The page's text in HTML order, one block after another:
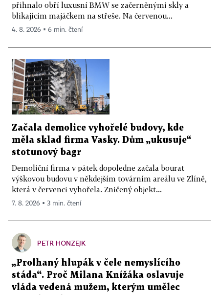
přihnalo obří luxusní BMW se začerněnými skly a
blikajícím majáčkem na střeše. Na červenou...
4. 8. 2026 ▪ 6 min. čtení
Začala demolice vyhořelé budovy, kde
měla sklad firma Vasky. Dům „ukusuje“
stotunový bagr
Demoliční firma v pátek dopoledne začala bourat
výškovou budovu v někdejším továrním areálu ve Zlíně,
která v červenci vyhořela. Zničený objekt...
7. 8. 2026 ▪ 3 min. čtení
PETR HONZEJK
„Prolhaný hlupák v čele nemyslícího
stáda“. Proč Milana Knížáka oslavuje
vláda vedená mužem, kterým umělec